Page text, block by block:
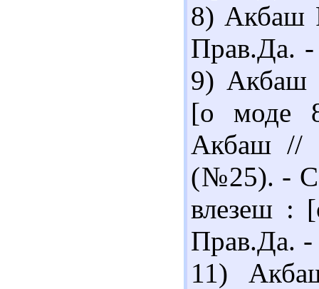
8) Акбаш
Прав.Да.
9) Акбаш
[о моде
Акбаш //
(№25). -
влезеш :
Прав.Да.
11)